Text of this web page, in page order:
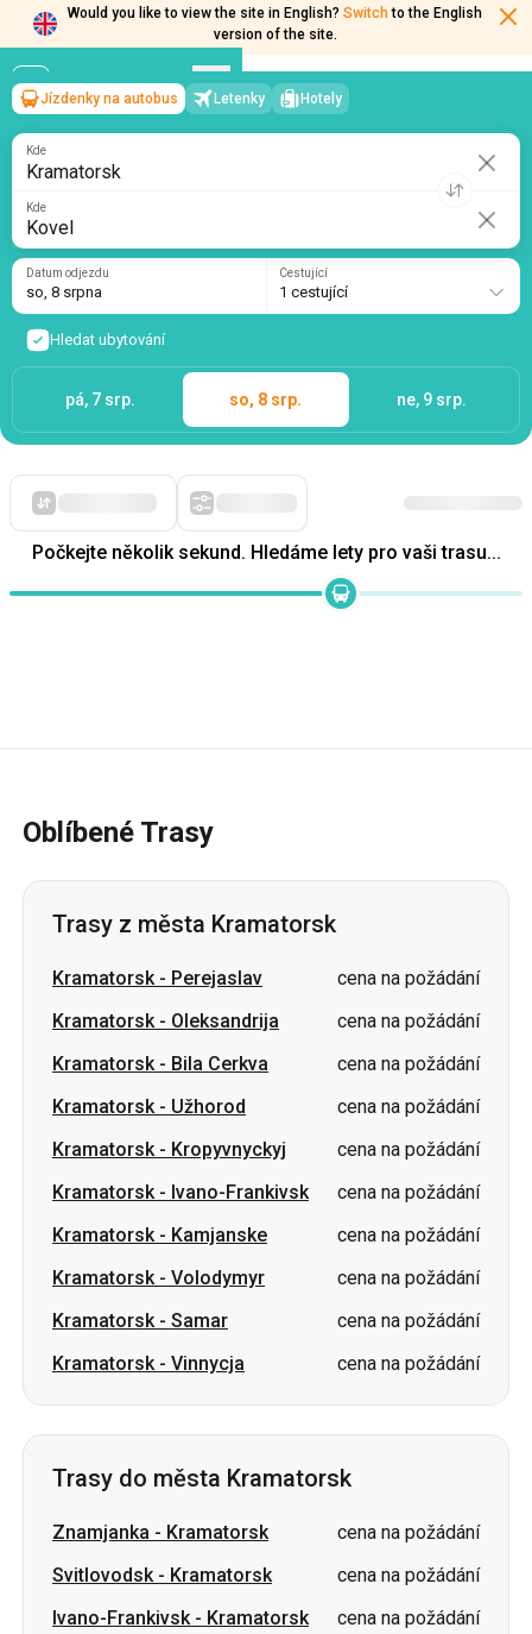
Would you like to view the site in English? Switch to the English
version of the site.
Kramatorsk→Kovel
so, 8 srpna/1 cestující
Jízdenky na autobus Letenky Hotely
Kde
Kde
Datum odjezdu
so, 8 srpna
Cestující
1 cestující
Hledat ubytování
pá, 7 srp. so, 8 srp. ne, 9 srp.
Perejaslav
Kramatorsk-Bila Cerkva
Kramatorsk-Užhorod
cena na požádání
Kramatorsk-Kropyvnyckyj
cena na požádání
Kramatorsk-Ivano-Frankivsk
cena na požádání
Kramatorsk-Kamjanske
cena na požádání
Kramatorsk-Volodymyr
cena na požádání
Kramatorsk-Samar
cena na požádání
Kramatorsk-Vinnycja cena na požádání
Trasy do města Kramatorsk
Znamjanka-Kramatorsk
cena na požádání
Ivano-Frankivsk-Kramatorsk
cena na požádání
Kropyvnyckyj-Kramatorsk
cena na požádání
Oleksandrija-Kramatorsk
cena na požádání
Perejaslav-Kramatorsk
cena na požádání